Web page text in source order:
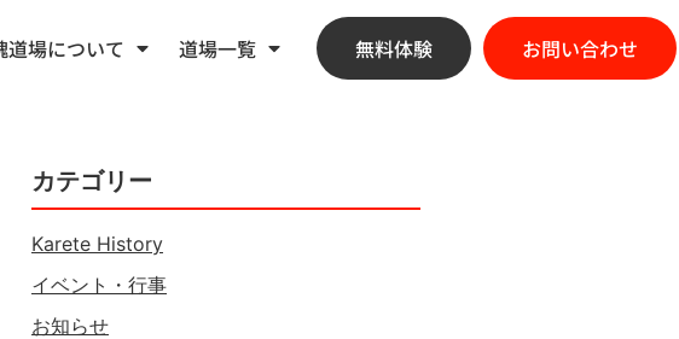
道場について 道場一覧 無料体験 お問い合わせ
カテゴリー
Karete History
イベント・行事
お知らせ